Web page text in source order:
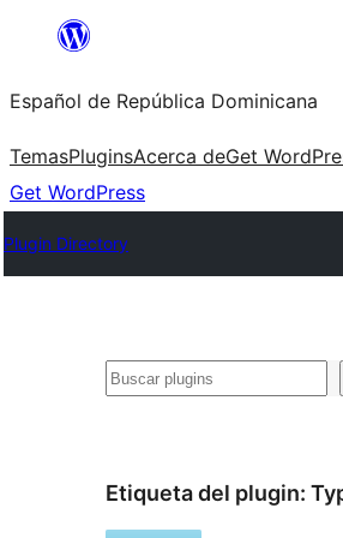
Saltar
contenido
Español de República Dominicana
TemasPluginsAcerca deGet
Get WordPress
Plugin Directory
Buscar
Etiqueta del plugin: